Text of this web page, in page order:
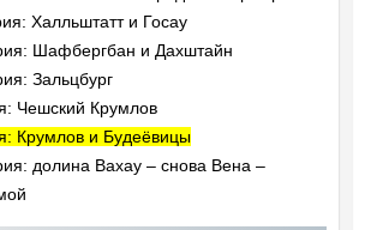
Халльштатт и Госау
Шафбергбан и Дахштайн
Зальцбург
Чешский Крумлов
Крумлов и Будеёвицы
долина Вахау – снова Вена –